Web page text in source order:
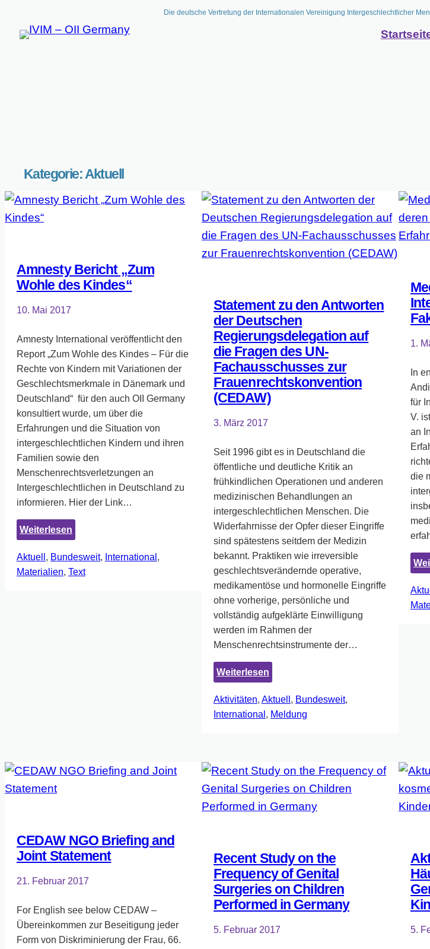
Die deutsche Vertretung der Internationalen Vereinigung Intergeschlechtlicher
Kategorie:Aktuell
Amnesty Bericht „Zum
Wohle des Kindes“
10. Mai 2017
Amnesty International veröffentlicht den
Report „Zum Wohle des Kindes – Für die
Rechte von Kindern mit Variationen der
Geschlechtsmerkmale in Dänemark und
Deutschland“ für den auch OII Germany
konsultiert wurde, um über die
Erfahrungen und die Situation von
intergeschlechtlichen Kindern und ihren
Familien sowie den
Menschenrechtsverletzungen an
Intergeschlechtlichen in Deutschland zu
informieren. Hier der Link…
Weiterlesen
Bericht
„Zum
Aktuell , Bundesweit, International
Materialien, Text
Statement zu den Antworten
der Deutschen
Regierungsdelegation auf
die Fragen des UN-
Fachausschusses zur
Frauenrechtskonvention
(CEDAW)
3. März 2017
Seit 1996 gibt es in Deutschland die
öffentliche und deutliche Kritik an
frühkindlichen Operationen und anderen
medizinischen Behandlungen an
intergeschlechtlichen Menschen. Die
Widerfahrnisse der Opfer dieser Eingriffe
sind spätestens seitdem der Medizin
bekannt. Praktiken wie irreversible
geschlechtsverändernde operative,
medikamentöse und hormonelle Eingriffe
ohne vorherige, persönliche und
vollständig aufgeklärte Einwilligung
werden im Rahmen der
Menschenrechtsinstrumente der…
Weiterlesen
zu
den
Regierungsdelegation
auf
die
Fachausschusses
zur
Frauenrechtskonvention
(CEDAW)
Aktivitäten, Aktuell , Bundesweit
International , Meldung
1.
In
für
V.
an
die
CEDAW NGO Briefing and
Joint Statement
21. Februar 2017
For English see below CEDAW –
Übereinkommen zur Beseitigung jeder
Form von Diskriminierung der Frau, 66.
Recent Study on the
Frequency of Genital
Surgeries on Children
Performed in Germany
5. Februar 2017 5.